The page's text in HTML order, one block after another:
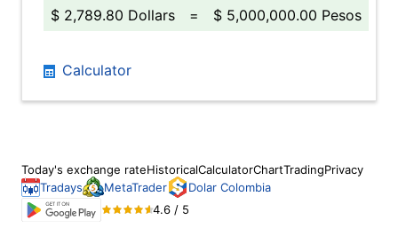
$ 2,789.80 Dollars
= $ 5,000,000.00 Pesos
Calculator
Today's exchange rateHistoricalCalculatorChartTradingPrivacy
Tradays
MetaTrader
Dolar Colombia
4.6 / 5